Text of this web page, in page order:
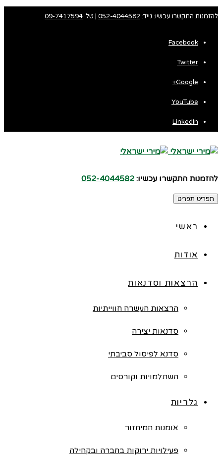
להזמנות התקשרו עכשיו: נייד: 052-4044582 | טל:09-7417594
Facebook
Twitter
Google+
YouTube
LinkedIn
להזמנות התקשרו עכשיו: 052-4044582
תפריט תפריט
ראשי
אודות
הרצאות וסדנאות
הרצאות העשרה חווייתיות
סדנאות יצירה
סדנא לפיסול סביבתי
השתלמויות וקורסים
גלריות
אומנות המיחזור
פעילויות ירוקות בחברה ובקהילה